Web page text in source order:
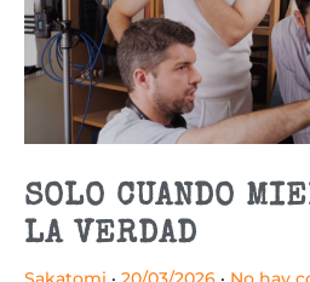
SOLO CUANDO
LA VERDAD